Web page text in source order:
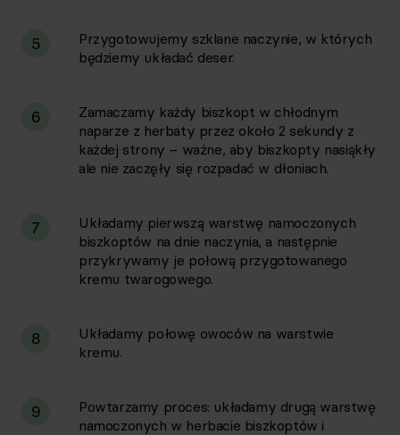
5
Przygotowujemy szklane naczynie, w których
będziemy układać deser.
6
Zamaczamy każdy biszkopt w chłodnym
naparze z herbaty przez około 2 sekundy z
każdej strony – ważne, aby biszkopty nasiąkły
ale nie zaczęły się rozpadać w dłoniach.
7
Układamy pierwszą warstwę namoczonych
biszkoptów na dnie naczynia, a następnie
przykrywamy je połową przygotowanego
kremu twarogowego.
8
Układamy połowę owoców na warstwie
kremu.
9
Powtarzamy proces: układamy drugą warstwę
namoczonych w herbacie biszkoptów i